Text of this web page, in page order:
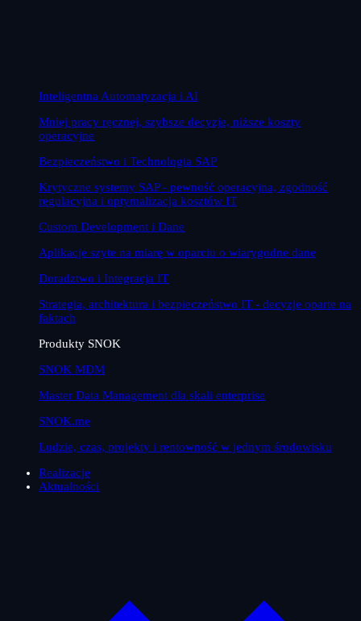
Inteligentna Automatyzacja i AI
Mniej pracy ręcznej, szybsze decyzje, niższe koszty
operacyjne
Bezpieczeństwo i Technologia SAP
Krytyczne systemy SAP - pewność operacyjna, zgodność
regulacyjna i optymalizacja kosztów IT
Custom Development i Dane
Aplikacje szyte na miarę w oparciu o wiarygodne dane
Doradztwo i Integracja IT
Strategia, architektura i bezpieczeństwo IT - decyzje oparte na
faktach
Produkty SNOK
SNOK MDM
Master Data Management dla skali enterprise
SNOK.me
Ludzie, czas, projekty i rentowność w jednym środowisku
Realizacje
Aktualności